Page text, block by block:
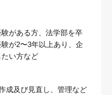
がある方、法学部を卒
が2〜3年以上あり、企
い方など
成及び見直し、管理など